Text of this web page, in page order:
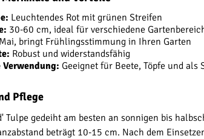
Leuchtendes Rot mit grünen Streifen
30-60 cm, ideal für verschiedene
Mai, bringt Frühlingsstimmung in Ihren Garten
Robust und widerstandsfähig
Geeignet für Beete, Töpfe und als
Pflege
Tulpe gedeiht am besten an sonnigen bis
beträgt 10-15 cm. Nach dem